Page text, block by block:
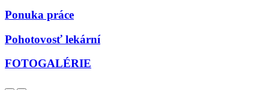
Ponuka práce
Pohotovosť lekární
FOTOGALÉRIE